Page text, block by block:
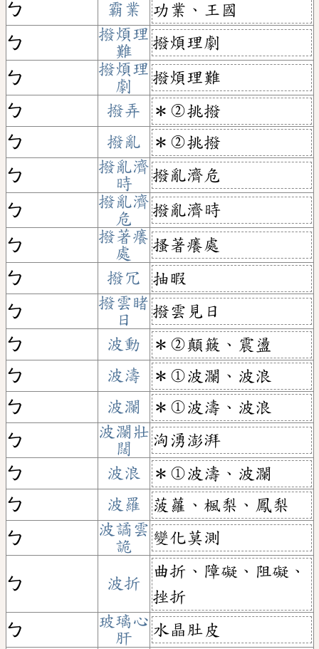
ㄅ
霸業
功業、王國
ㄅ
撥煩理
難
撥煩理劇
ㄅ
撥煩理
劇
撥煩理難
ㄅ
撥弄
＊②挑撥
ㄅ
撥亂
＊②挑撥
ㄅ
撥亂濟
時
撥亂濟危
ㄅ
撥亂濟
危
撥亂濟時
ㄅ
撥著癢
處
搔著癢處
ㄅ
撥冗
抽暇
ㄅ
撥雲睹
日
撥雲見日
ㄅ
波動
＊②顛簸、震盪
ㄅ
波濤
＊①波瀾、波浪
ㄅ
波瀾
＊①波濤、波浪
ㄅ
波瀾壯
闊
洶湧澎湃
ㄅ
波浪
＊①波濤、波瀾
ㄅ
波羅
菠蘿、楓梨、鳳梨
ㄅ
波譎雲
詭
變化莫測
ㄅ 波折
曲折、障礙、阻礙、
挫折
ㄅ
玻璃心
肝
水晶肚皮